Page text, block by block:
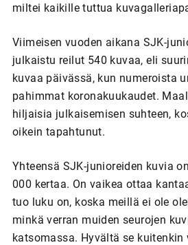
miltei kaikille tuttua
Viimeisen vuoden aikana SJK-
julkaistu reilut 540 kuvaa, eli
kuvaa päivässä, kun numeroista
pahimmat koronakuukaudet.
hiljaisia julkaisemisen suhteen,
oikein tapahtunut.
Yhteensä SJK-junioreiden kuvia
000 kertaa. On vaikea ottaa
tuo luku on, koska meillä ei ole
minkä verran muiden seurojen
katsomassa. Hyvältä se kuitenkin